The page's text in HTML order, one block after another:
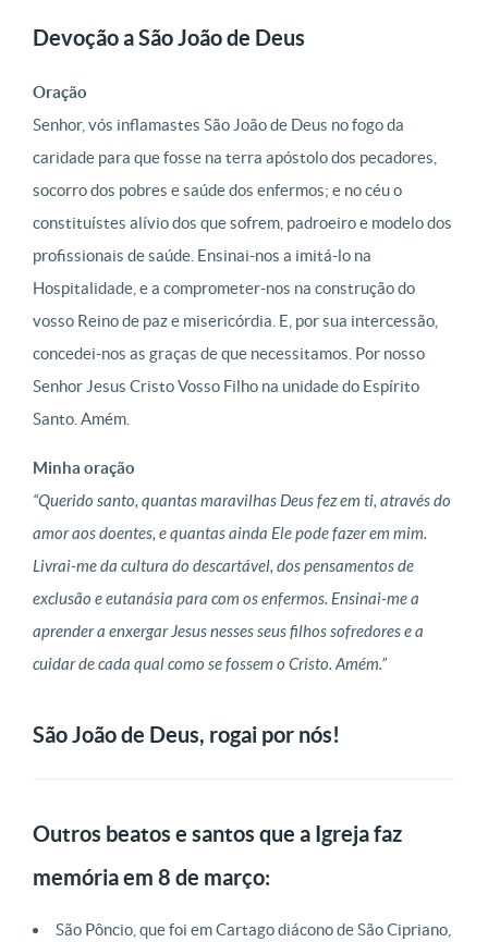
Devoção a São João de Deus
Oração
Senhor, vós inflamastes São João de Deus no fogo da
caridade para que fosse na terra apóstolo dos pecadores,
socorro dos pobres e saúde dos enfermos; e no céu o
constituístes alívio dos que sofrem, padroeiro e modelo dos
profissionais de saúde. Ensinai-nos a imitá-lo na
Hospitalidade, e a comprometer-nos na construção do
vosso Reino de paz e misericórdia. E, por sua intercessão,
concedei-nos as graças de que necessitamos. Por nosso
Senhor Jesus Cristo Vosso Filho na unidade do Espírito
Santo. Amém.
Minha oração
“Querido santo, quantas maravilhas Deus fez em ti, através do
amor aos doentes, e quantas ainda Ele pode fazer em mim.
Livrai-me da cultura do descartável, dos pensamentos de
exclusão e eutanásia para com os enfermos. Ensinai-me a
aprender a enxergar Jesus nesses seus filhos sofredores e a
cuidar de cada qual como se fossem o Cristo. Amém.”
São João de Deus, rogai por nós!
Outros beatos e santos que a Igreja faz
memória em 8 de março:
São Pôncio, que foi em Cartago diácono de São Cipriano,